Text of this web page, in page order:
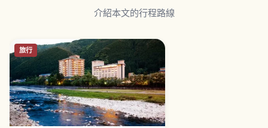
介紹本文的行程路線
旅行